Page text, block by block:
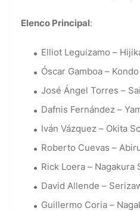
Elenco Principal:
Elliot Leguizamo –
Óscar Gamboa –
José Ángel Torres –
Dafnis Fernández –
Iván Vázquez – Okita
Roberto Cuevas –
Rick Loera – Nagakura
David Allende –
Guillermo Coria –